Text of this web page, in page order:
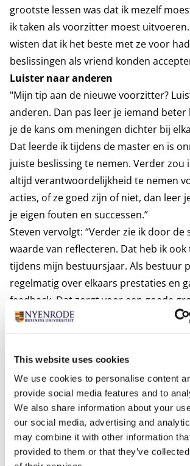
This website uses cookies
We use cookies to personalise content
provide social media features and to
We also share information about your
our social media, advertising and
may combine it with other information
provided to them or that they’ve
grootste lessen was dat ik mezelf
ik taken als voorzitter moest
wisten dat ik het beste met ze voor
beslissingen als vriend konden
Luister naar anderen
"Mijn tip aan de nieuwe voorzitter?
anderen. Dan pas leer je iemand beter
je de kans om meningen dichter bij
Dat leerde ik tijdens de master en is
juiste beslissing te nemen. Verder zou
altijd verantwoordelijkheid te nemen
acties, of ze goed zijn of niet, dan leer
je eigen fouten en successen.”
Steven vervolgt: “Verder zie ik door de
waarde van reflecteren. Dat heb ik
tijdens mijn bestuursjaar. Als bestuur
regelmatig over elkaars prestaties en
feedback. Dat zorgt voor een goede
waarin iedereen zijn mening kan geven.
elkaar leren als je open en eerlijk bent
vind ‘private equity and mergers and
interessant. Daarom wil ik in de
het liefst bij een grote corporate of
multinational,” vertelt Steven over zijn
toekomstplannen. “De vraag waarom